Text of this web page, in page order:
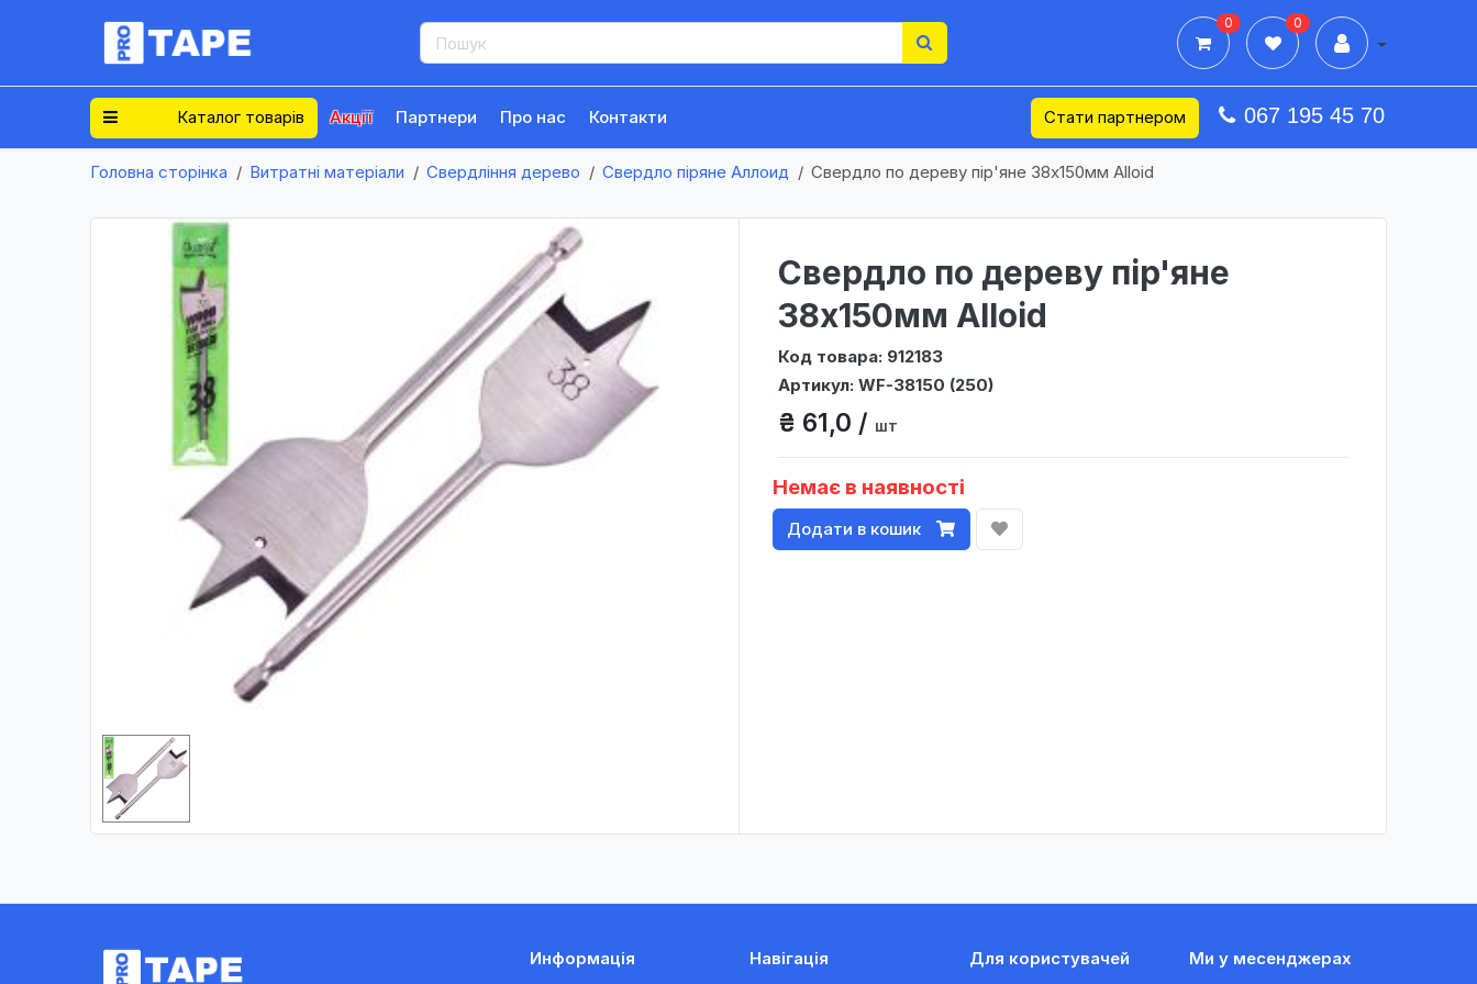
0 0
Каталог товарів Акції Партнери Про нас Контакти Стати партнером 067 195 45 70
Головна сторінка Витратні матеріали Свердління дерево Свердло піряне Aллоид Свердло по дереву пір'яне 38x150мм Alloid
Свердло по дереву пір'яне
38x150мм Alloid
Код товара: 912183
Артикул: WF-38150 (250)
₴ 61,0 / шт
Немає в наявності
Додати в кошик
Информація Навігація Для користувачей Ми у месенджерах